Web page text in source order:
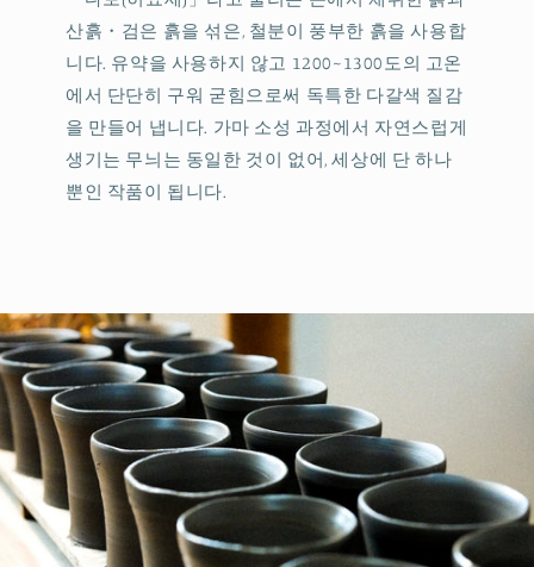
산흙・검은 흙을 섞은, 철분이 풍부한 흙을 사용합
니다. 유약을 사용하지 않고 1200~1300도의 고온
에서 단단히 구워 굳힘으로써 독특한 다갈색 질감
을 만들어 냅니다. 가마 소성 과정에서 자연스럽게
생기는 무늬는 동일한 것이 없어, 세상에 단 하나
뿐인 작품이 됩니다.